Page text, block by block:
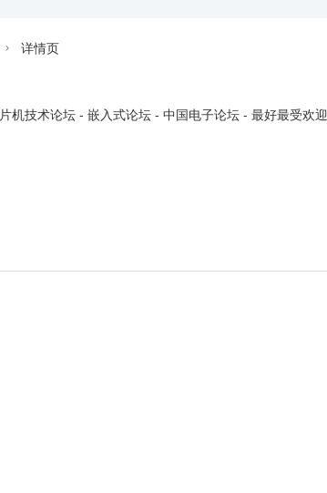
 详情页
机技术论坛 - 嵌入式论坛 - 中国电子论坛 - 最好最受欢